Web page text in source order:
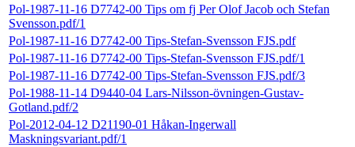
Pol-1987-11-16 D7742-00 Tips om fj Per Olof Jacob och Stefan
Svensson.pdf/1
Pol-1987-11-16 D7742-00 Tips-Stefan-Svensson FJS.pdf
Pol-1987-11-16 D7742-00 Tips-Stefan-Svensson FJS.pdf/1
Pol-1987-11-16 D7742-00 Tips-Stefan-Svensson FJS.pdf/3
Pol-1988-11-14 D9440-04 Lars-Nilsson-övningen-Gustav-
Gotland.pdf/2
Pol-2012-04-12 D21190-01 Håkan-Ingerwall
Maskningsvariant.pdf/1